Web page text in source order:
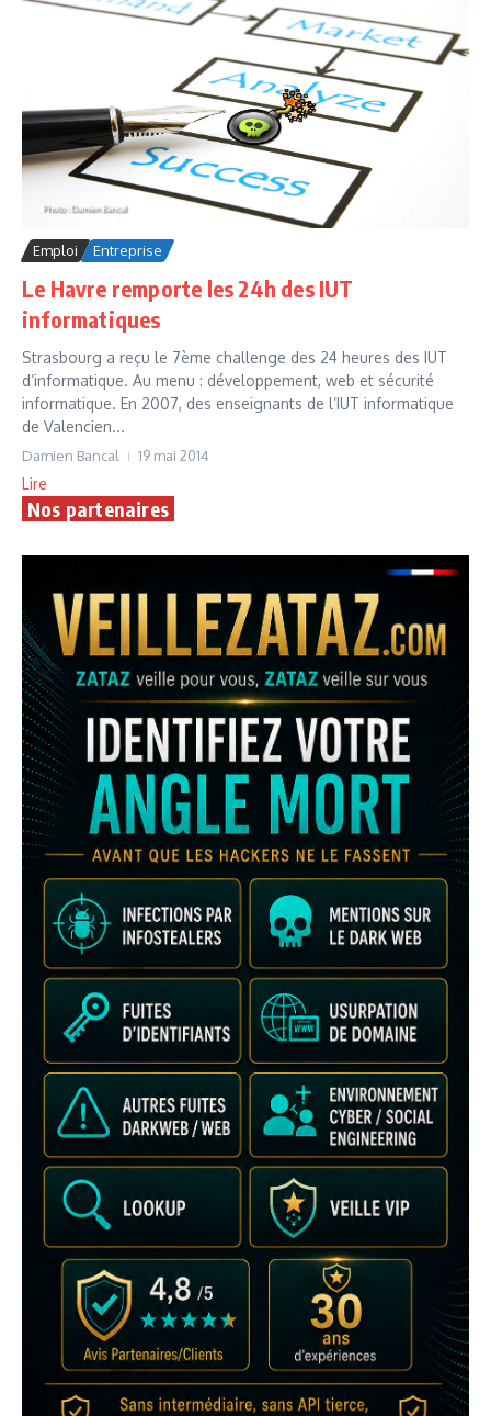
Emploi Entreprise
Le Havre remporte les 24h des IUT
informatiques
Strasbourg a reçu le 7ème challenge des 24 heures des IUT
d’informatique. Au menu : développement, web et sécurité
informatique. En 2007, des enseignants de l’IUT informatique
de Valencien...
Damien Bancal 19 mai 2014
Lire
Nos partenaires